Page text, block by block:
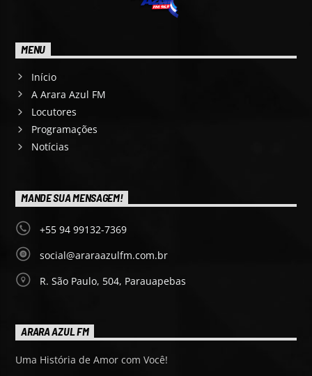
MENU
Início
A Arara Azul FM
Locutores
Programações
Notícias
MANDE SUA MENSAGEM!
+55 94 99132-7369
social@araraazulfm.com.br
R. São Paulo, 504, Parauapebas
ARARA AZUL FM
Uma História de Amor com Você!